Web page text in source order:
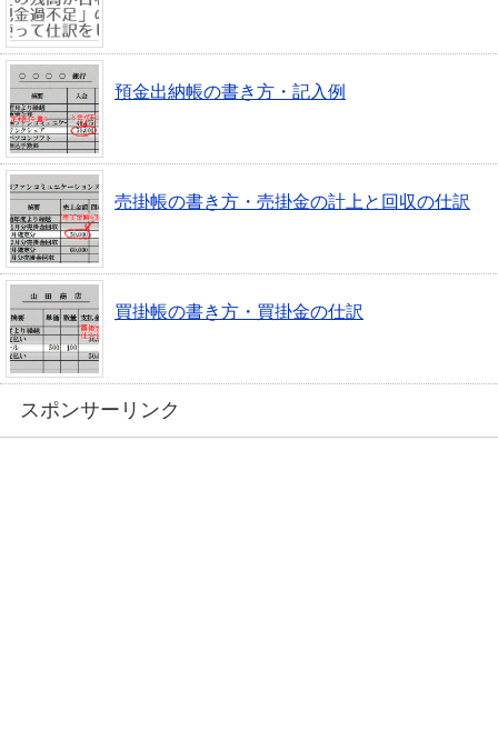
預金出納帳の書き方・記入例
売掛帳の書き方・売掛金の計上と回収の仕訳
買掛帳の書き方・買掛金の仕訳
スポンサーリンク